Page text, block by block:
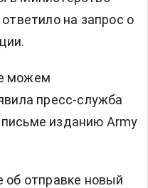
на запрос о
можем
пресс-служба
изданию Army
об отправке новый